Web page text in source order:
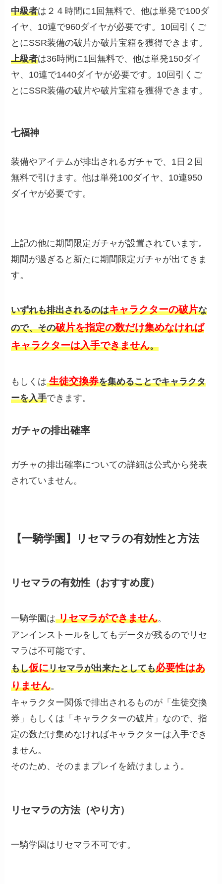
中級者は２４時間に1回無料で、他は単発で100ダ
イヤ、10連で960ダイヤが必要です。10回引くご
とにSSR装備の破片か破片宝箱を獲得できます。
上級者は36時間に1回無料で、他は単発150ダイ
ヤ、10連で1440ダイヤが必要です。10回引くご
とにSSR装備の破片や破片宝箱を獲得できます。
七福神
装備やアイテムが排出されるガチャで、1日２回
無料で引けます。他は単発100ダイヤ、10連950
ダイヤが必要です。
上記の他に期間限定ガチャが設置されています。
期間が過ぎると新たに期間限定ガチャが出てきま
す。
いずれも排出されるのはキャラクターの破片な
ので、その破片を指定の数だけ集めなければ
キャラクターは入手できません。
もしくは 生徒交換券を集めることでキャラクタ
ーを入手できます。
ガチャの排出確率
ガチャの排出確率についての詳細は公式から発表
されていません。
【一騎学園】リセマラの有効性と方法
リセマラの有効性（おすすめ度）
一騎学園は リセマラができません。
アンインストールをしてもデータが残るのでリセ
マラは不可能です。
もし仮にリセマラが出来たとしても必要性はあ
りません。
キャラクター関係で排出されるものが「生徒交換
券」もしくは「キャラクターの破片」なので、指
定の数だけ集めなければキャラクターは入手でき
ません。
そのため、そのままプレイを続けましょう。
リセマラの方法（やり方）
一騎学園はリセマラ不可です。